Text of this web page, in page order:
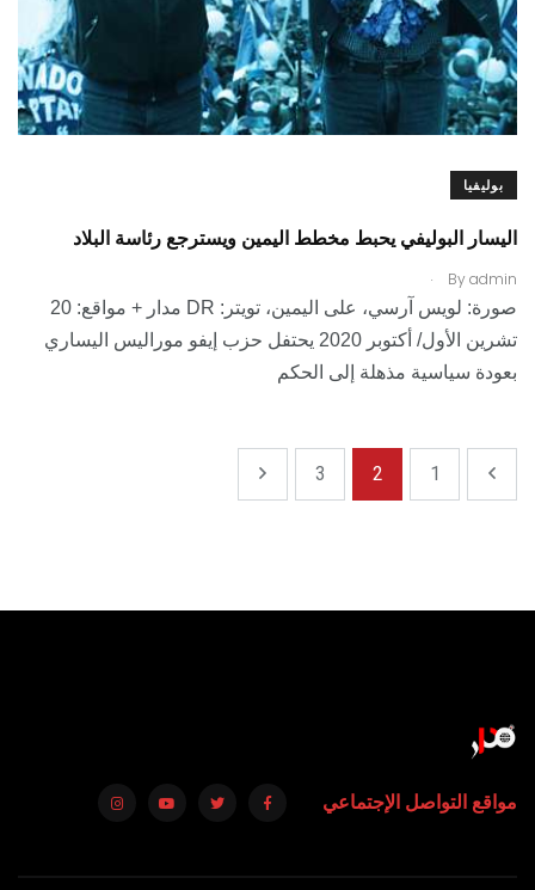
بوليفيا
اليسار البوليفي يحبط مخطط اليمين ويسترجع رئاسة البلاد
By admin
.
صورة: لويس آرسي، على اليمين، تويتر: DR مدار + مواقع: 20
تشرين الأول/ أكتوبر 2020 يحتفل حزب إيفو موراليس اليساري
بعودة سياسية مذهلة إلى الحكم
1
2
3
مواقع التواصل الإجتماعي